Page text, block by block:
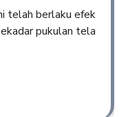
telah berlaku efek
pukulan tela